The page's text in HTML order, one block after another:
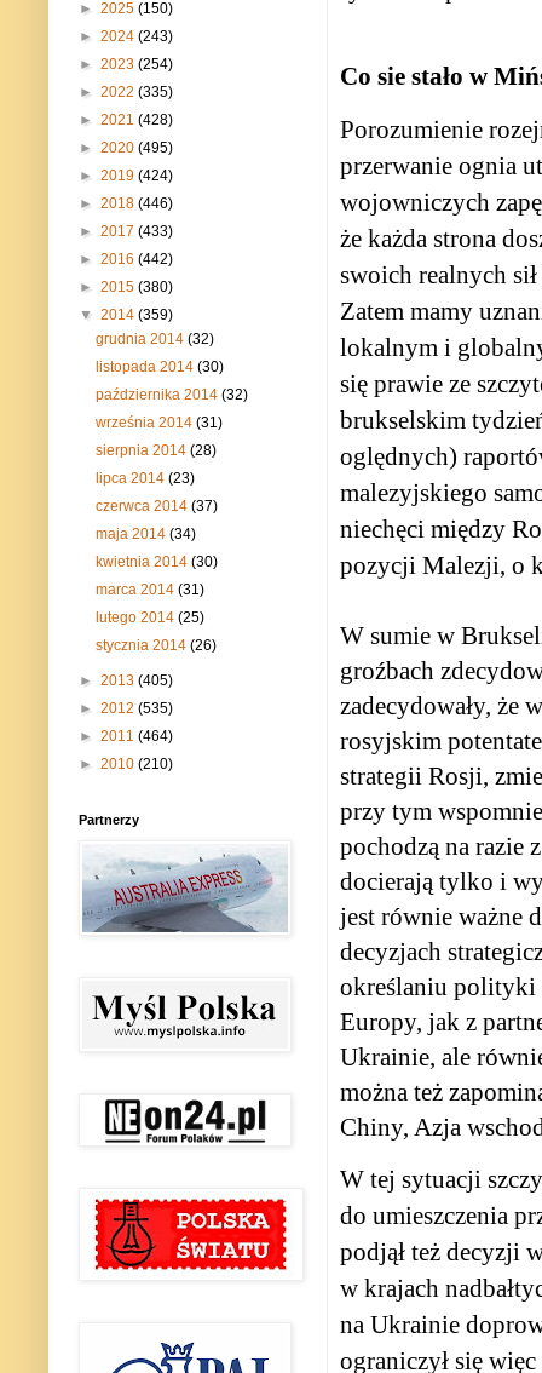
Co sie stało w
Porozumienie
przerwanie ognia
wojowniczych
że każda strona
swoich realnych
Zatem mamy
lokalnym i
się prawie ze
brukselskim
oględnych)
malezyjskiego
niechęci między
pozycji Malezji, o
W sumie w
groźbach
zadecydowały, że
rosyjskim
strategii Rosji,
przy tym
pochodzą na razie
docierają tylko i
jest równie ważne
decyzjach
określaniu polityki
Europy, jak z
Ukrainie, ale
można też
Chiny, Azja
W tej sytuacji
do umieszczenia
podjął też decyzji
w krajach
na Ukrainie
ograniczył się
► 2025 (150)
► 2024 (243)
► 2023 (254)
► 2022 (335)
► 2021 (428)
► 2020 (495)
► 2019 (424)
► 2018 (446)
► 2017 (433)
► 2016 (442)
► 2015 (380)
▼ 2014 (359)
grudnia 2014(32)
listopada 2014(30)
października 2014(32)
września 2014(31)
sierpnia 2014(28)
lipca 2014(23)
czerwca 2014(37)
maja 2014(34)
kwietnia 2014(30)
marca 2014(31)
lutego 2014(25)
stycznia 2014(26)
► 2013 (405)
► 2012 (535)
► 2011 (464)
► 2010 (210)
Partnerzy